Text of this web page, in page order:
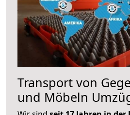
Transport von
und Möbeln